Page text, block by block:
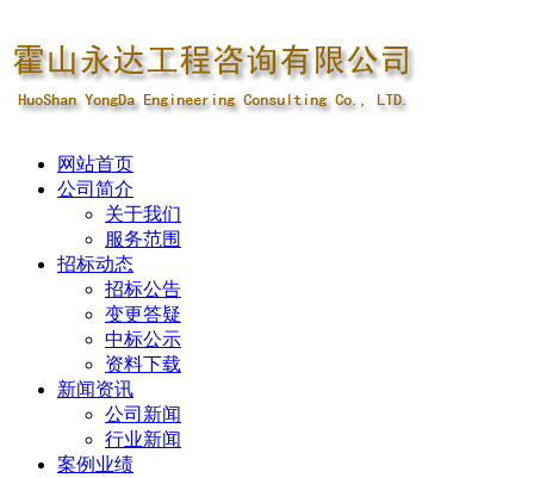
网站首页
公司简介
关于我们
服务范围
招标动态
招标公告
变更答疑
中标公示
资料下载
新闻资讯
公司新闻
行业新闻
案例业绩